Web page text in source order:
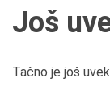
Još
Tačno je još